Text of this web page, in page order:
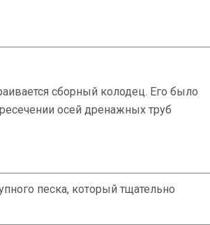
сборный колодец. Его было
осей дренажных труб
песка, который тщательно